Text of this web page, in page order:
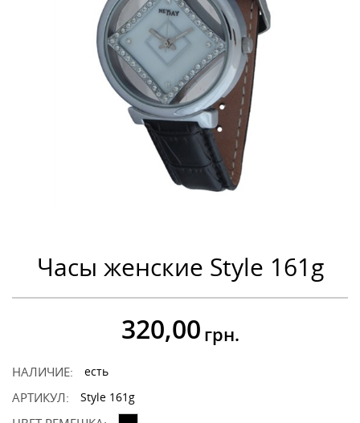
Часы женские Style 161g
320,00 грн.
НАЛИЧИЕ: есть
АРТИКУЛ: Style 161g